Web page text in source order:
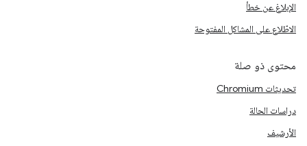
الإبلاغ عن خطأ
الاطّلاع على المشاكل المفتوحة
محتوى ذو صلة
تحديثات Chromium
دراسات الحالة
الأرشيف